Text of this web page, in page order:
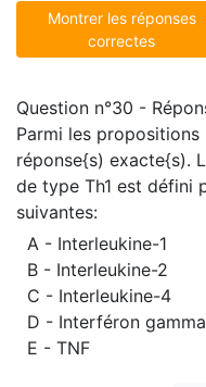
Montrer les réponses
correctes
Question n°30 -
Parmi les propositions
réponse{s) exacte{s).
de type Th1 est défini
suivantes:
A - Interleukine-1
B - Interleukine-2
C - Interleukine-4
D - Interféron gamma
E - TNF